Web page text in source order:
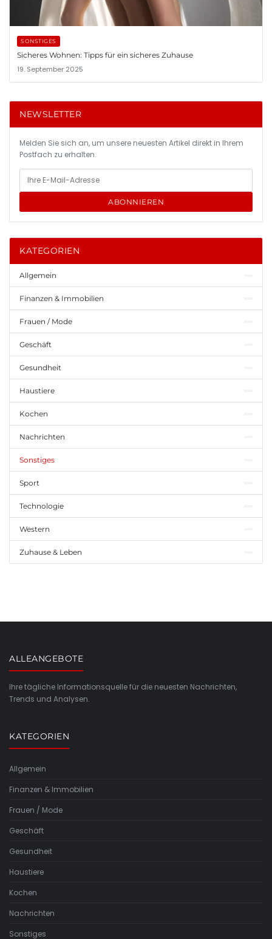
SONSTIGES
Sicheres Wohnen: Tipps für ein sicheres Zuhause
19. September 2025
NEWSLETTER
Melden Sie sich an, um unsere neuesten Artikel direkt in Ihrem
Postfach zu erhalten.
ABONNIEREN
KATEGORIEN
Allgemein
Finanzen & Immobilien
Frauen / Mode
Geschäft
Gesundheit
Haustiere
Kochen
Nachrichten
Sonstiges
Sport
Technologie
Western
Zuhause & Leben
ALLEANGEBOTE
Ihre tägliche Informationsquelle für die neuesten Nachrichten,
Trends und Analysen.
KATEGORIEN
Allgemein
Finanzen & Immobilien
Frauen / Mode
Geschäft
Gesundheit
Haustiere
Kochen
Nachrichten
Sonstiges